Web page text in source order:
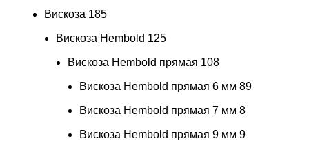
Вискоза 185
Вискоза Hembold 125
Вискоза Hembold прямая 108
Вискоза Hembold прямая 6 мм 89
Вискоза Hembold прямая 7 мм 8
Вискоза Hembold прямая 9 мм 9